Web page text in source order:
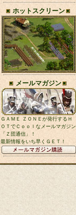
ホットスクリーン
メールマガジン
ＧＡＭＥ ＺＯＮＥが発行するＨ
ＯＴでＣｏｏｌなメールマガジン
「Ｚ団通信」！
最新情報をいち早くＧＥＴ！